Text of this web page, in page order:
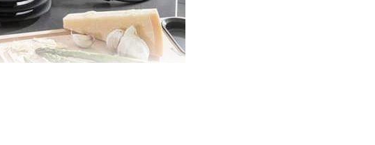
tích hợp vào chảo. Tính năng này cho biết khi chảo đã đạt